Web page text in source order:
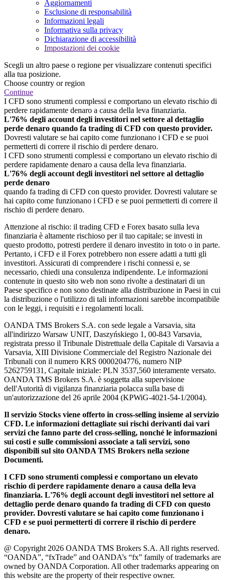
Aggiornamenti
Esclusione di responsabilità
Informazioni legali
Informativa sulla privacy
Dichiarazione di accessibilità
Impostazioni dei cookie
Scegli un altro paese o regione per visualizzare contenuti specifici
alla tua posizione.
Choose country or region
Continue
I CFD sono strumenti complessi e comportano un elevato rischio di
perdere rapidamente denaro a causa della leva finanziaria.
L'76% degli account degli investitori nel settore al dettaglio
perde denaro quando fa trading di CFD con questo provider.
Dovresti valutare se hai capito come funzionano i CFD e se puoi
permetterti di correre il rischio di perdere denaro.
I CFD sono strumenti complessi e comportano un elevato rischio di
perdere rapidamente denaro a causa della leva finanziaria.
L'76% degli account degli investitori nel settore al dettaglio
perde denaro
quando fa trading di CFD con questo provider. Dovresti valutare se
hai capito come funzionano i CFD e se puoi permetterti di correre il
rischio di perdere denaro.
Attenzione al rischio: il trading CFD e Forex basato sulla leva
finanziaria è altamente rischioso per il tuo capitale; se investi in
questo prodotto, potresti perdere il denaro investito in toto o in parte.
Pertanto, i CFD e il Forex potrebbero non essere adatti a tutti gli
investitori. Assicurati di comprendere i rischi connessi e, se
necessario, chiedi una consulenza indipendente. Le informazioni
contenute in questo sito web non sono rivolte a destinatari di un
Paese specifico e non sono destinate alla distribuzione in Paesi in cui
la distribuzione o l'utilizzo di tali informazioni sarebbe incompatibile
con le leggi, i requisiti e i regolamenti locali.
OANDA TMS Brokers S.A. con sede legale a Varsavia, sita
all'indirizzo Warsaw UNIT, Daszyńskiego 1, 00-843 Varsavia,
registrata presso il Tribunale Distrettuale della Capitale di Varsavia a
Varsavia, XIII Divisione Commerciale del Registro Nazionale dei
Tribunali con il numero KRS 0000204776, numero NIP
5262759131, Capitale iniziale: PLN 3537,560 interamente versato.
OANDA TMS Brokers S.A. è soggetta alla supervisione
dell'Autorità di vigilanza finanziaria polacca sulla base di
un'autorizzazione del 26 aprile 2004 (KPWiG-4021-54-1/2004).
Il servizio Stocks viene offerto in cross-selling insieme al servizio
CFD. Le informazioni dettagliate sui rischi derivanti dai vari
servizi che fanno parte del cross-selling, nonché le informazioni
sui costi e sulle commissioni associate a tali servizi, sono
disponibili sul sito OANDA TMS Brokers nella sezione
Documenti.
I CFD sono strumenti complessi e comportano un elevato
rischio di perdere rapidamente denaro a causa della leva
finanziaria. L'76% degli account degli investitori nel settore al
dettaglio perde denaro quando fa trading di CFD con questo
provider. Dovresti valutare se hai capito come funzionano i
CFD e se puoi permetterti di correre il rischio di perdere
denaro.
@ Copyright 2026 OANDA TMS Brokers S.A. All rights reserved.
“OANDA”, “fxTrade” and OANDA’s “fx” family of trademarks are
owned by OANDA Corporation. All other trademarks appearing on
this website are the property of their respective owner.